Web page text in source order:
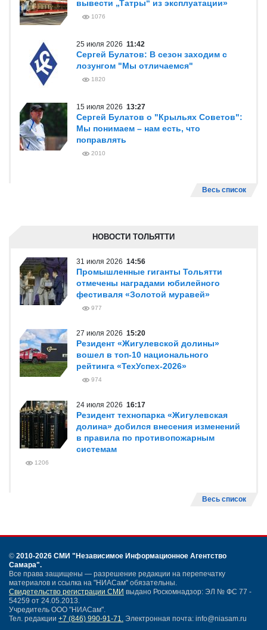
На заседании облправительства
обсудили исполнение бюджета региона
817
ПРЯМАЯ РЕЧЬ/ИНТЕРВЬЮ
31 июля 2026
Андрей Карпочев: «Мы стремимся
1820
15 июля 2026 13:27
Сергей Булатов о "Крыльях Советов":
Мы понимаем – нам есть, что
поправлять
31 июля 2026
Промышленные гиганты Тольятти
отмечены наградами юбилейного
фестиваля «Золотой муравей»
Резидент «Жигулевской долины»
974
Резидент технопарка «Жигулевская
долина» добился внесения изменений
в правила по противопожарным
системам
1206